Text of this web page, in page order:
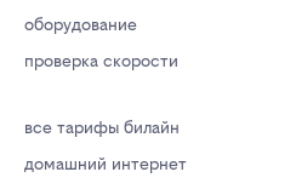
оборудование
проверка скорости
все тарифы билайн
домашний интернет